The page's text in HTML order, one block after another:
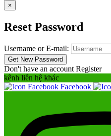
×
Reset Password
Username or E-mail:
Don't have an account Register
kênh liên hệ khác
Facebook